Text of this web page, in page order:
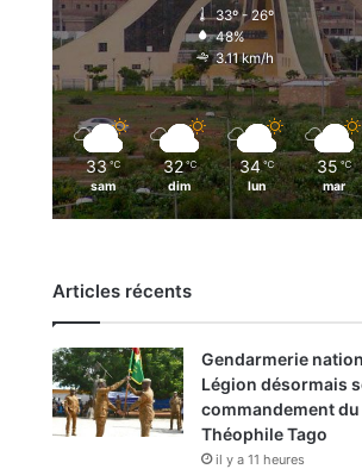
33º - 26º
48%
3.11 km/h
33 ℃
sam
32 ℃
dim
34 ℃
lun
35 ℃
mar
Articles récents
Gendarmerie
Légion désormais
commandement
Théophile Tago
il y a 11 heures